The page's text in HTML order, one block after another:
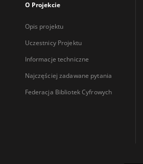
O Projekcie
Opis projektu
Uczestnicy Projektu
Informacje techniczne
Najczęściej zadawane pytania
Federacja Bibliotek Cyfrowych